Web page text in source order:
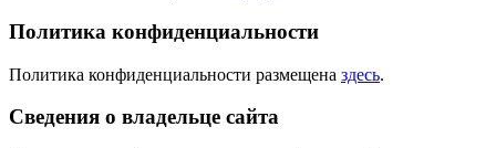
Политика конфиденциальности
Политика конфиденциальности размещена здесь.
Сведения о владельце сайта